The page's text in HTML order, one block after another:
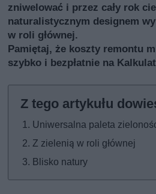
zniwelować i przez cały rok
naturalistycznym designem
w roli głównej.
Pamiętaj, że koszty remontu
szybko i bezpłatnie na
Uniwersalna paleta
Z zielenią w roli głównej
Blisko natury